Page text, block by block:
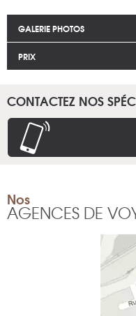
GALERIE PHOTOS
PRIX
CONTACTEZ NOS
Nos
AGENCES DE